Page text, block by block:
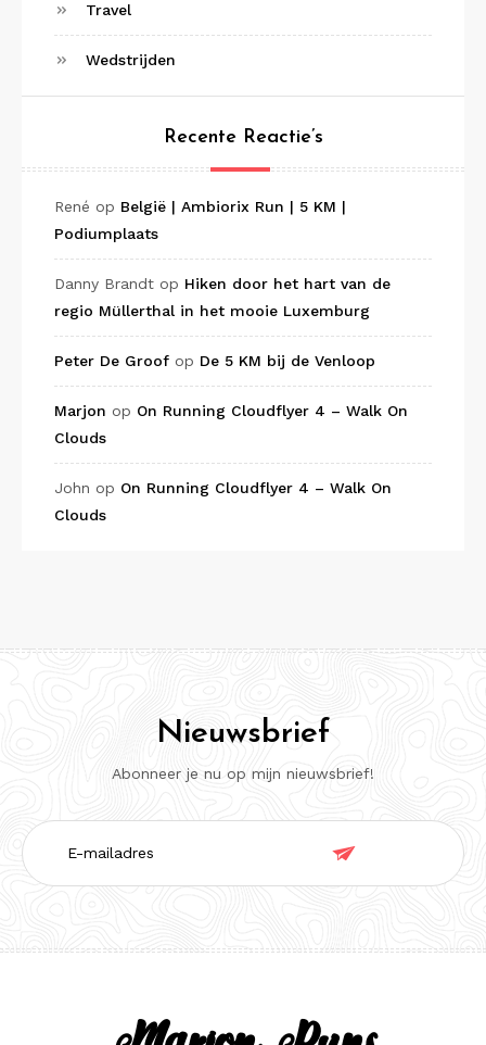
Travel
Wedstrijden
Recente Reactie’s
René op België | Ambiorix Run | 5 KM |
Podiumplaats
Danny Brandt op Hiken door het hart van de
regio Müllerthal in het mooie Luxemburg
Peter De Groof op De 5 KM bij de Venloop
Marjon op On Running Cloudflyer 4 – Walk On
Clouds
John op On Running Cloudflyer 4 – Walk On
Clouds
Nieuwsbrief
Abonneer je nu op mijn nieuwsbrief!
E-
mailadres
